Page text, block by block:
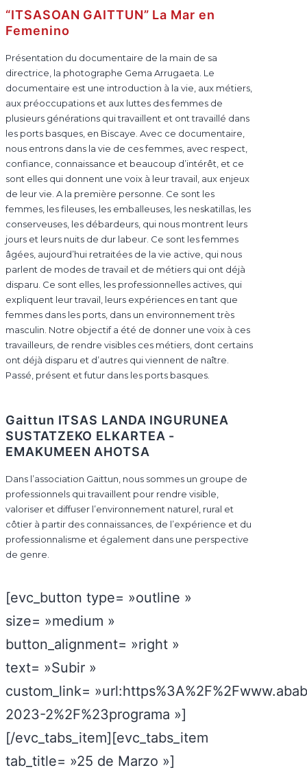
“ITSASOAN GAITTUN” La Mar en
Femenino
Présentation du documentaire de la main de sa
directrice, la photographe Gema Arrugaeta. Le
documentaire est une introduction à la vie, aux métiers,
aux préoccupations et aux luttes des femmes de
plusieurs générations qui travaillent et ont travaillé dans
les ports basques, en Biscaye. Avec ce documentaire,
nous entrons dans la vie de ces femmes, avec respect,
confiance, connaissance et beaucoup d’intérêt, et ce
sont elles qui donnent une voix à leur travail, aux enjeux
de leur vie. A la première personne. Ce sont les
femmes, les fileuses, les emballeuses, les neskatillas, les
conserveuses, les débardeurs, qui nous montrent leurs
jours et leurs nuits de dur labeur. Ce sont les femmes
âgées, aujourd’hui retraitées de la vie active, qui nous
parlent de modes de travail et de métiers qui ont déjà
disparu. Ce sont elles, les professionnelles actives, qui
expliquent leur travail, leurs expériences en tant que
femmes dans les ports, dans un environnement très
masculin. Notre objectif a été de donner une voix à ces
travailleurs, de rendre visibles ces métiers, dont certains
ont déjà disparu et d’autres qui viennent de naître.
Passé, présent et futur dans les ports basques.
Gaittun ITSAS LANDA INGURUNEA
SUSTATZEKO ELKARTEA -
EMAKUMEEN AHOTSA
Dans l’association Gaittun, nous sommes un groupe de
professionnels qui travaillent pour rendre visible,
valoriser et diffuser l’environnement naturel, rural et
côtier à partir des connaissances, de l’expérience et du
professionnalisme et également dans une perspective
de genre.
[evc_button type= »outline »
size= »medium »
button_alignment= »right »
text= »Subir »
custom_link=
2023-2%2F%23programa »]
[/evc_tabs_item][evc_tabs_item
tab_title= »25 de Marzo »]